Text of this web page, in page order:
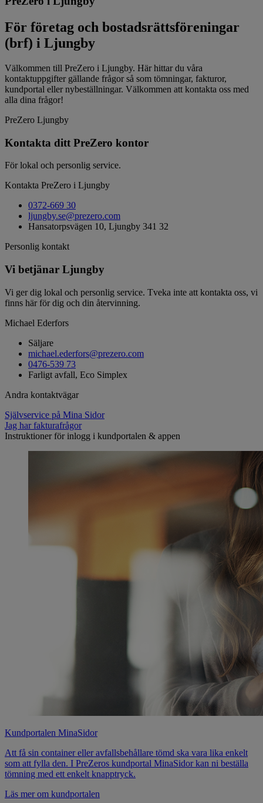
För företag och bostadsrättsföreningar
(brf) i Ljungby
Välkommen till PreZero i Ljungby. Här hittar du våra
kontaktuppgifter gällande frågor så som tömningar, fakturor,
kundportal eller nybeställningar. Välkommen att kontakta oss med
alla dina frågor!
PreZero Ljungby
Kontakta ditt PreZero kontor
För lokal och personlig service.
Kontakta PreZero i Ljungby
0372-669 30
ljungby.se@prezero.com
Hansatorpsvägen 10, Ljungby 341 32
Personlig kontakt
Vi betjänar Ljungby
Vi ger dig lokal och personlig service. Tveka inte att kontakta oss, vi
finns här för dig och din återvinning.
Michael Ederfors
Säljare
michael.ederfors@prezero.com
0476-539 73
Farligt avfall, Eco Simplex
Andra kontaktvägar
Självservice på Mina Sidor
Jag har fakturafrågor
Instruktioner för inlogg i kundportalen & appen
Kundportalen MinaSidor
Att få sin container eller avfallsbehållare tömd ska vara lika enkelt
som att fylla den. I PreZeros kundportal MinaSidor kan ni beställa
tömning med ett enkelt knapptryck.
Läs mer om kundportalen